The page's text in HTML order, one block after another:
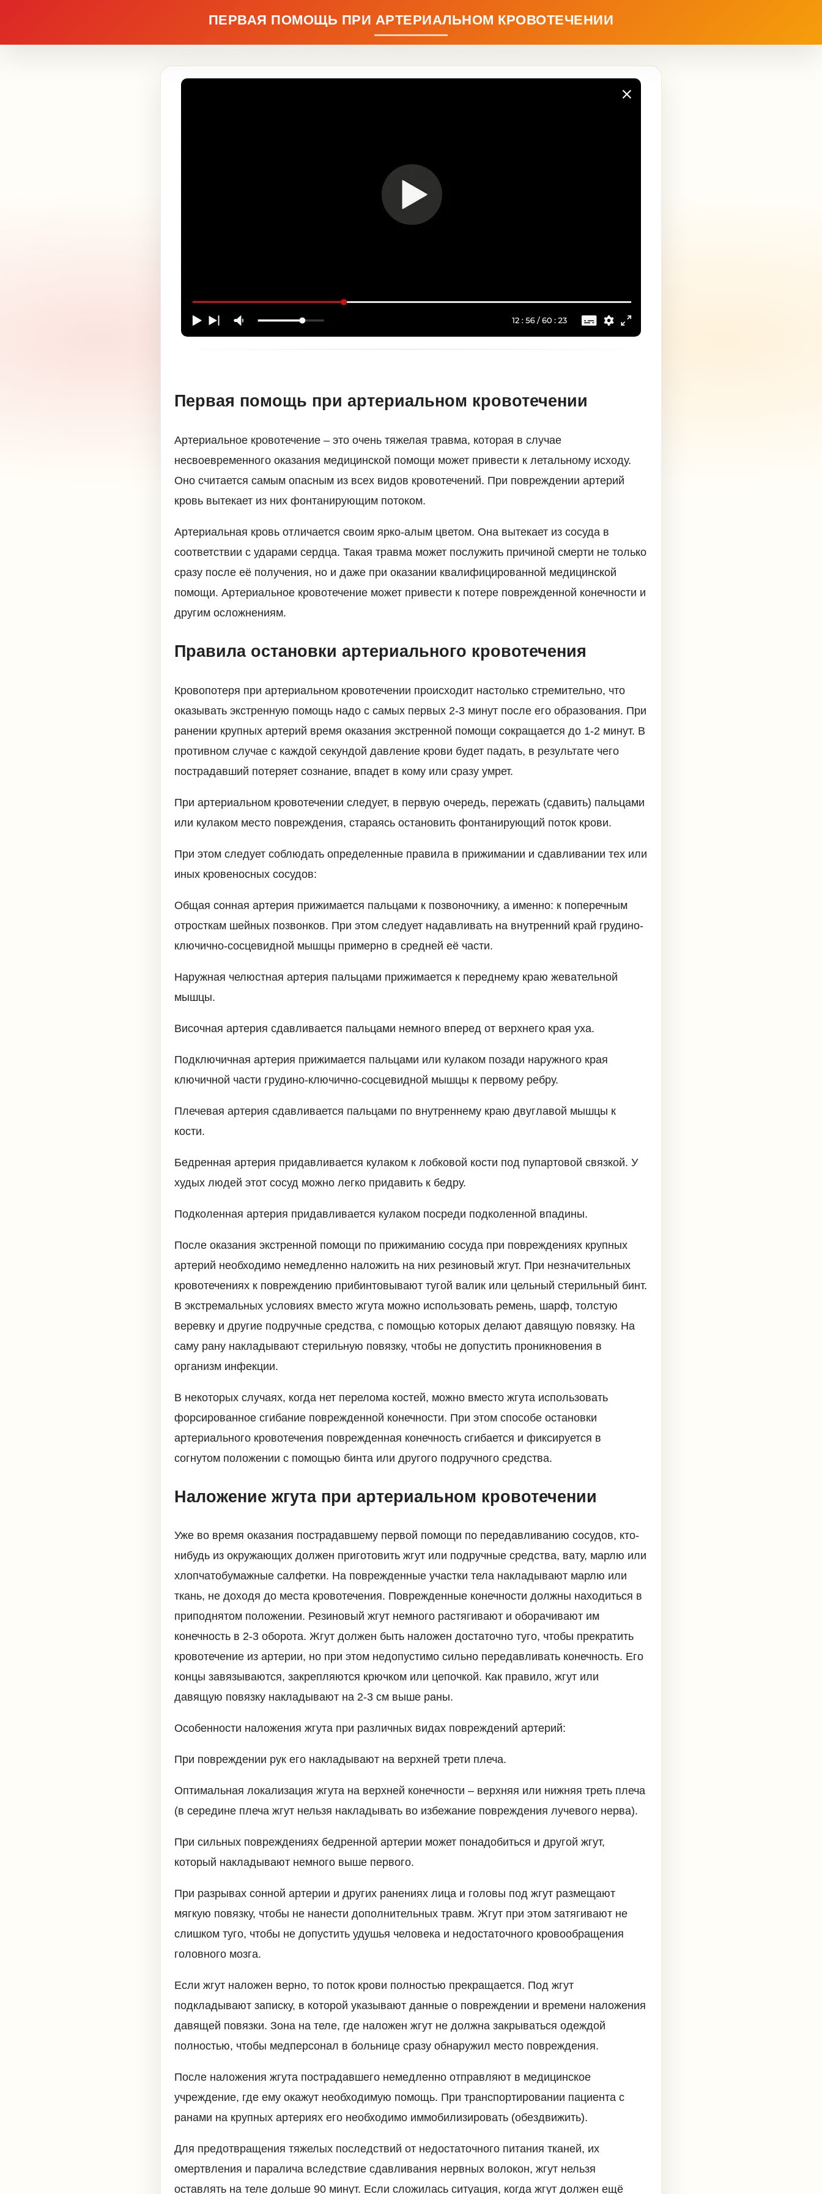
ПЕРВАЯ ПОМОЩЬ ПРИ АРТЕРИАЛЬНОМ КРОВОТЕЧЕНИИ
Первая помощь при артериальном кровотечении
Артериальное кровотечение – это очень тяжелая травма, которая в случае
несвоевременного оказания медицинской помощи может привести к летальному исходу.
Оно считается самым опасным из всех видов кровотечений. При повреждении артерий
кровь вытекает из них фонтанирующим потоком.
Артериальная кровь отличается своим ярко-алым цветом. Она вытекает из сосуда в
соответствии с ударами сердца. Такая травма может послужить причиной смерти не только
сразу после её получения, но и даже при оказании квалифицированной медицинской
помощи. Артериальное кровотечение может привести к потере поврежденной конечности и
другим осложнениям.
Правила остановки артериального кровотечения
Кровопотеря при артериальном кровотечении происходит настолько стремительно, что
оказывать экстренную помощь надо с самых первых 2-3 минут после его образования. При
ранении крупных артерий время оказания экстренной помощи сокращается до 1-2 минут. В
противном случае с каждой секундой давление крови будет падать, в результате чего
пострадавший потеряет сознание, впадет в кому или сразу умрет.
При артериальном кровотечении следует, в первую очередь, пережать (сдавить) пальцами
или кулаком место повреждения, стараясь остановить фонтанирующий поток крови.
При этом следует соблюдать определенные правила в прижимании и сдавливании тех или
иных кровеносных сосудов:
Общая сонная артерия прижимается пальцами к позвоночнику, а именно: к поперечным
отросткам шейных позвонков. При этом следует надавливать на внутренний край грудино-
ключично-сосцевидной мышцы примерно в средней её части.
Наружная челюстная артерия пальцами прижимается к переднему краю жевательной
мышцы.
Височная артерия сдавливается пальцами немного вперед от верхнего края уха.
Подключичная артерия прижимается пальцами или кулаком позади наружного края
ключичной части грудино-ключично-сосцевидной мышцы к первому ребру.
Плечевая артерия сдавливается пальцами по внутреннему краю двуглавой мышцы к
кости.
Бедренная артерия придавливается кулаком к лобковой кости под пупартовой связкой. У
худых людей этот сосуд можно легко придавить к бедру.
Подколенная артерия придавливается кулаком посреди подколенной впадины.
После оказания экстренной помощи по прижиманию сосуда при повреждениях крупных
артерий необходимо немедленно наложить на них резиновый жгут. При незначительных
кровотечениях к повреждению прибинтовывают тугой валик или цельный стерильный бинт.
В экстремальных условиях вместо жгута можно использовать ремень, шарф, толстую
веревку и другие подручные средства, с помощью которых делают давящую повязку. На
саму рану накладывают стерильную повязку, чтобы не допустить проникновения в
организм инфекции.
В некоторых случаях, когда нет перелома костей, можно вместо жгута использовать
форсированное сгибание поврежденной конечности. При этом способе остановки
артериального кровотечения поврежденная конечность сгибается и фиксируется в
согнутом положении с помощью бинта или другого подручного средства.
Наложение жгута при артериальном кровотечении
Уже во время оказания пострадавшему первой помощи по передавливанию сосудов, кто-
нибудь из окружающих должен приготовить жгут или подручные средства, вату, марлю или
хлопчатобумажные салфетки. На поврежденные участки тела накладывают марлю или
ткань, не доходя до места кровотечения. Поврежденные конечности должны находиться в
приподнятом положении. Резиновый жгут немного растягивают и оборачивают им
конечность в 2-3 оборота. Жгут должен быть наложен достаточно туго, чтобы прекратить
кровотечение из артерии, но при этом недопустимо сильно передавливать конечность. Его
концы завязываются, закрепляются крючком или цепочкой. Как правило, жгут или
давящую повязку накладывают на 2-3 см выше раны.
Особенности наложения жгута при различных видах повреждений артерий:
При повреждении рук его накладывают на верхней трети плеча.
Оптимальная локализация жгута на верхней конечности – верхняя или нижняя треть плеча
(в середине плеча жгут нельзя накладывать во избежание повреждения лучевого нерва).
При сильных повреждениях бедренной артерии может понадобиться и другой жгут,
который накладывают немного выше первого.
При разрывах сонной артерии и других ранениях лица и головы под жгут размещают
мягкую повязку, чтобы не нанести дополнительных травм. Жгут при этом затягивают не
слишком туго, чтобы не допустить удушья человека и недостаточного кровообращения
головного мозга.
Если жгут наложен верно, то поток крови полностью прекращается. Под жгут
подкладывают записку, в которой указывают данные о повреждении и времени наложения
давящей повязки. Зона на теле, где наложен жгут не должна закрываться одеждой
полностью, чтобы медперсонал в больнице сразу обнаружил место повреждения.
После наложения жгута пострадавшего немедленно отправляют в медицинское
учреждение, где ему окажут необходимую помощь. При транспортировании пациента с
ранами на крупных артериях его необходимо иммобилизировать (обездвижить).
Для предотвращения тяжелых последствий от недостаточного питания тканей, их
омертвления и паралича вследствие сдавливания нервных волокон, жгут нельзя
оставлять на теле дольше 90 минут. Если сложилась ситуация, когда жгут должен ещё